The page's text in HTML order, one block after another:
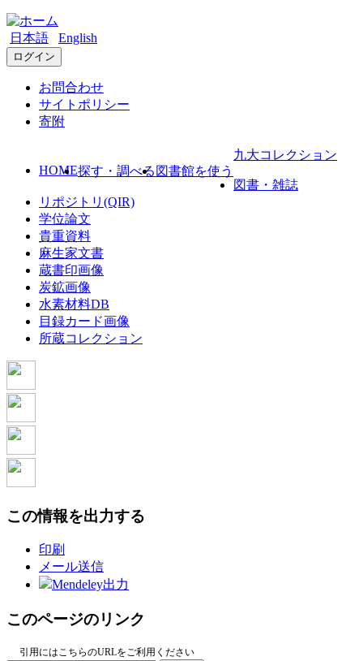
日本語 English
ログイン
お問合わせ
サイトポリシー
寄附
HOME探す・調べる 図書館を使う
九大コレクション
図書・雑誌
リポジトリ(QIR)
学位論文
貴重資料
麻生家文書
蔵書印画像
炭鉱画像
水素材料DB
目録カード画像
所蔵コレクション
この情報を出力する
印刷
メール送信
Mendeley出力
このページのリンク
引用にはこちらのURLをご利用ください